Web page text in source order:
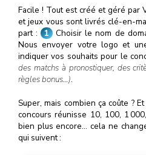
Facile ! Tout est créé et géré par
et jeux vous sont livrés clé-en-
part : 1 Choisir le nom de
Nous envoyer votre logo et
indiquer vos souhaits pour le
des matchs à pronostiquer, des
règles bonus…).
Super, mais combien ça coûte ?
concours réunisse 10, 100, 1000
bien plus encore… cela ne
qui suivent :